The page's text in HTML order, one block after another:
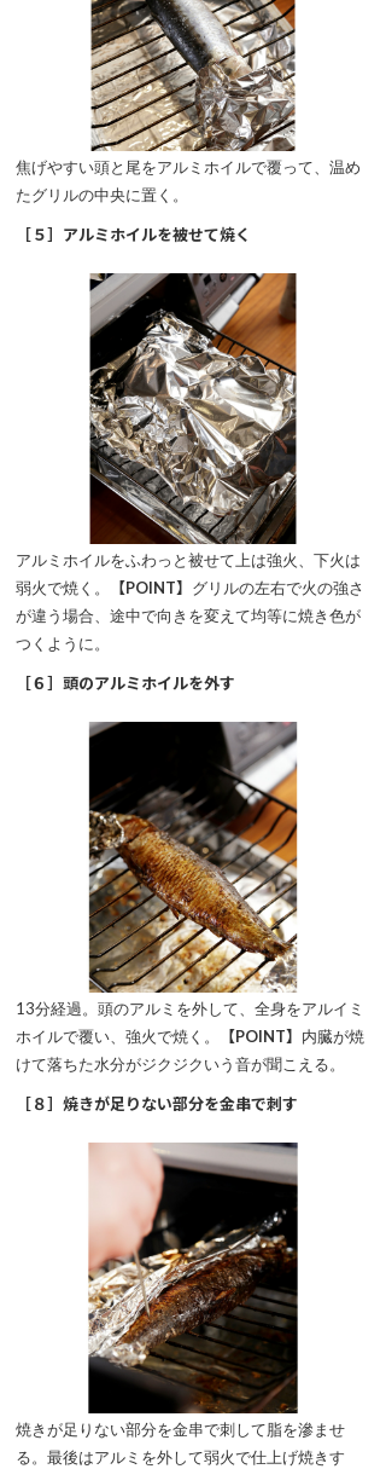
焦げやすい頭と尾をアルミホイルで覆って、温め
たグリルの中央に置く。
［５］アルミホイルを被せて焼く
アルミホイルをふわっと被せて上は強火、下火は
弱火で焼く。
【POINT】 グリルの左右で火の強さ
が違う場合、途中で向きを変えて均等に焼き色が
つくように。
［６］頭のアルミホイルを外す
13分経過。頭のアルミを外して、全身をアルイミ
ホイルで覆い、強火で焼く。
【POINT】 内臓が焼
けて落ちた水分がジクジクいう音が聞こえる。
［８］焼きが足りない部分を金串で刺す
焼きが足りない部分を金串で刺して脂を滲ませ
る。最後はアルミを外して弱火で仕上げ焼きす